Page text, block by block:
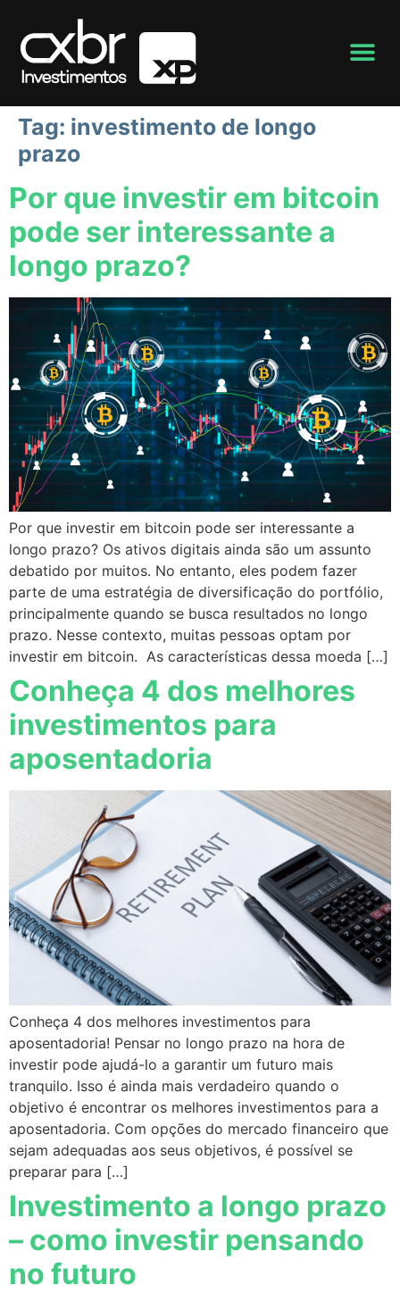
Tag: investimento de longo
prazo
Por que investir em bitcoin
pode ser interessante a
longo prazo?
Por que investir em bitcoin pode ser interessante a
longo prazo? Os ativos digitais ainda são um assunto
debatido por muitos. No entanto, eles podem fazer
parte de uma estratégia de diversificação do portfólio,
principalmente quando se busca resultados no longo
prazo. Nesse contexto, muitas pessoas optam por
investir em bitcoin. As características dessa moeda […]
Conheça 4 dos melhores
investimentos para
aposentadoria
Conheça 4 dos melhores investimentos para
aposentadoria! Pensar no longo prazo na hora de
investir pode ajudá-lo a garantir um futuro mais
tranquilo. Isso é ainda mais verdadeiro quando o
objetivo é encontrar os melhores investimentos para a
aposentadoria. Com opções do mercado financeiro que
sejam adequadas aos seus objetivos, é possível se
preparar para […]
Investimento a longo prazo
– como investir pensando
no futuro